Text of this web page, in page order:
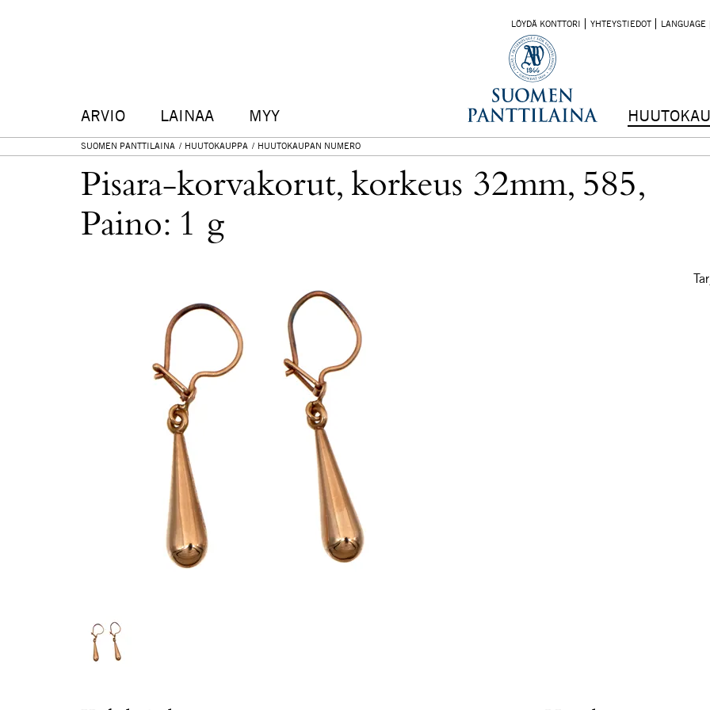
LÖYDÄ KONTTORI YHTEYSTIEDOT LANGUAGE
ARVIO LAINAA MYY
SUOMEN PANTTILAINA HUUTOKAUPPA HUUTOKAUPAN NUMERO
Pisara-korvakorut, korkeus 32mm, 585,
Paino: 1 g